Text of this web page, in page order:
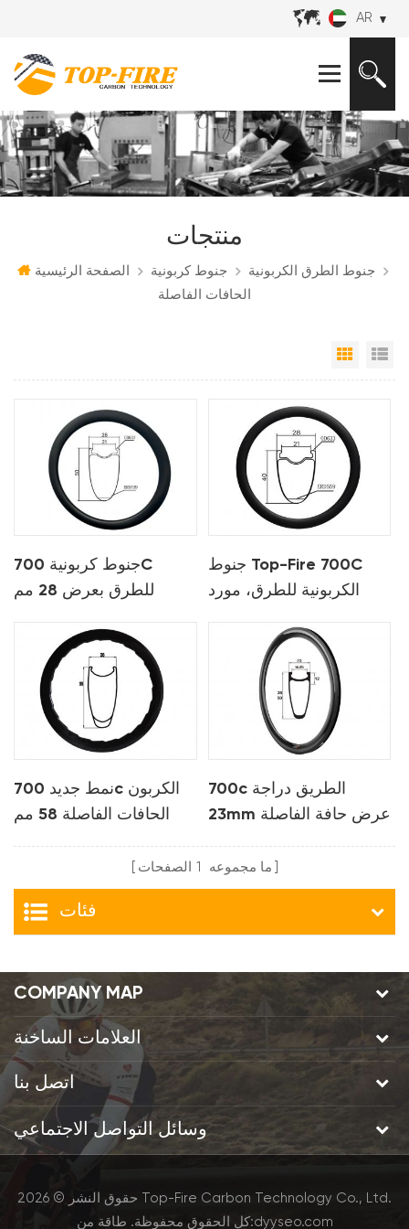
AR
منتجات
الصفحة الرئيسية جنوط كربونية
جنوط الطرق الكربونية
الحافات الفاصلة
شبكي
جنوط كربونية 700C
للطرق بعرض 28 مم
جنوط Top-Fire 700C
الكربونية للطرق، مورد
نمط جديد 700c الكربون
الحافات الفاصلة 58 مم
700c الطريق دراجة
23mm عرض حافة الفاصلة
ما مجموعه 1 الصفحات
فئات
COMPANY MAP
العلامات الساخنة
اتصل بنا
وسائل التواصل الاجتماعي
حقوق النشر © 2026 Top-Fire Carbon Technology Co., Ltd.
كل الحقوق محفوظة.طاقة من:dyyseo.com